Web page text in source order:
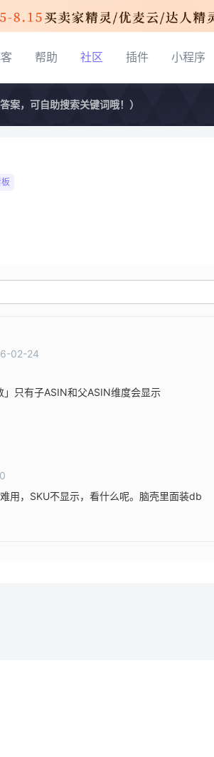
帮助 社区 插件 小程序
案，可自助搜索关键词哦！）
02-24
」只有子ASIN和父ASIN维度会显示
用，SKU不显示，看什么呢。脑壳里面装db